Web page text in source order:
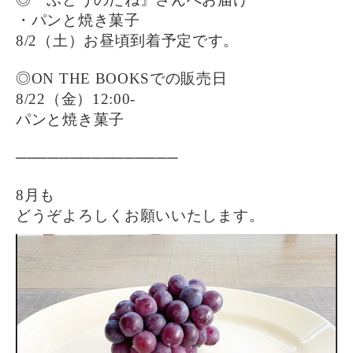
・パンと焼き菓子
8/2（土）お昼頃到着予定です。
◎ON THE BOOKSでの販売日
8/22（金）12:00-
パンと焼き菓子
───────────────
8月も
どうぞよろしくお願いいたします。